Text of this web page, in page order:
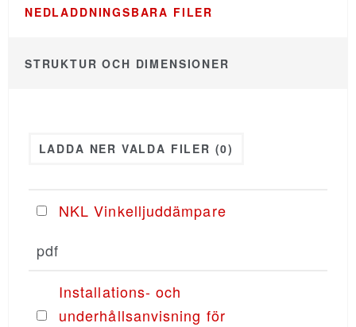
NORDsmoke-rect
NORDaccessories
PRICING
NEDLADDNINGSBARA FILER
STRUKTUR OCH DIMENSIONER
LADDA NER VALDA FILER (0)
NKL Vinkelljuddämpare
pdf
Installations- och
underhållsanvisning för